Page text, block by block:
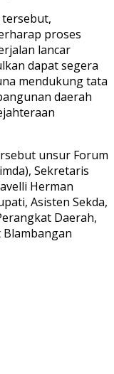
tersebut,
proses
lancar
dapat segera
mendukung tata
daerah
unsur Forum
Sekretaris
Herman
Asisten Sekda,
Daerah,
Blambangan